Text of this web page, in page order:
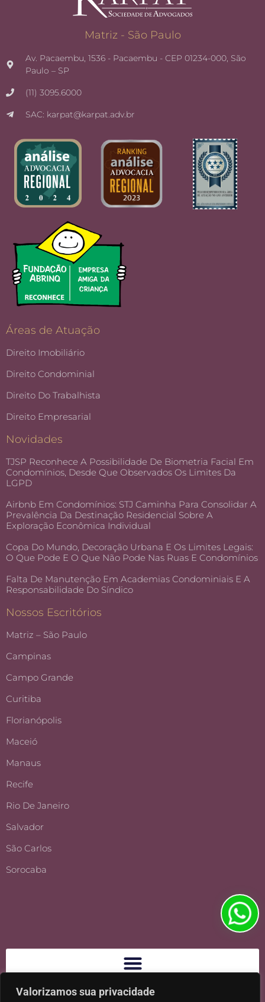
Valorizamos sua privacidade
Matriz - São Paulo
Av. Pacaembu, 1536 - Pacaembu - CEP 01234-000, São
Paulo – SP
(11) 3095.6000
SAC: karpat@karpat.adv.br
Áreas de Atuação
Direito Imobiliário
Direito Condominial
Direito Do Trabalhista
Direito Empresarial
Novidades
TJSP Reconhece A Possibilidade De Biometria Facial Em
Condomínios, Desde Que Observados Os Limites Da
LGPD
Airbnb Em Condomínios: STJ Caminha Para Consolidar A
Prevalência Da Destinação Residencial Sobre A
Exploração Econômica Individual
Copa Do Mundo, Decoração Urbana E Os Limites Legais:
O Que Pode E O Que Não Pode Nas Ruas E Condomínios
Falta De Manutenção Em Academias Condominiais E A
Responsabilidade Do Síndico
Nossos Escritórios
Matriz – São Paulo
Campinas
Campo Grande
Curitiba
Florianópolis
Maceió
Manaus
Recife
Rio De Janeiro
Salvador
São Carlos
Sorocaba